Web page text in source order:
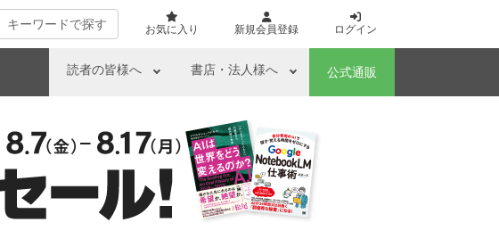
キーワードで探す お気に入り 新規会員登録 ログイン
読者の皆様へ 書店・法人様へ 公式通販